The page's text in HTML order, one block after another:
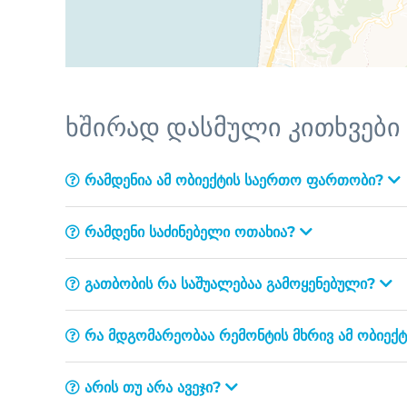
ხშირად დასმული კითხვები
რამდენია ამ ობიექტის საერთო ფართობი?
რამდენი საძინებელი ოთახია?
გათბობის რა საშუალებაა გამოყენებული?
რა მდგომარეობაა რემონტის მხრივ ამ
არის თუ არა ავეჯი?